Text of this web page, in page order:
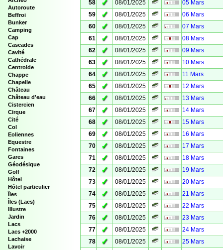
Autoroute
Beffroi
Bunker
Camping
Cap
Cascades
Cavité
Cathédrale
Centroide
Chappe
Chapelle
Château
Château d'eau
Cistercien
Cirque
Cité
Col
Eoliennes
Equestre
Fontaines
Gares
Géodésique
Golf
Hôtel
Hôtel particulier
Îles
Îles (Lacs)
Illustre
Jardin
Lacs
Lacs +2000
Lachaise
Lavoir
58
✓ 08/01/2025
05 Mars
59
✓ 08/01/2025
06 Mars
60
✓ 08/01/2025
07 Mars
61
✓ 08/01/2025
08 Mars
62
✓ 08/01/2025
09 Mars
63
✓ 08/01/2025
10 Mars
64
✓ 08/01/2025
11 Mars
65
✓ 08/01/2025
12 Mars
66
✓ 08/01/2025
13 Mars
67
✓ 08/01/2025
14 Mars
68
✓ 08/01/2025
15 Mars
69
✓ 08/01/2025
16 Mars
70
✓ 08/01/2025
17 Mars
71
✓ 08/01/2025
18 Mars
72
✓ 08/01/2025
19 Mars
73
✓ 08/01/2025
20 Mars
74
✓ 08/01/2025
21 Mars
75
✓ 08/01/2025
22 Mars
76
✓ 08/01/2025
23 Mars
77
✓ 08/01/2025
24 Mars
78
✓ 08/01/2025
25 Mars